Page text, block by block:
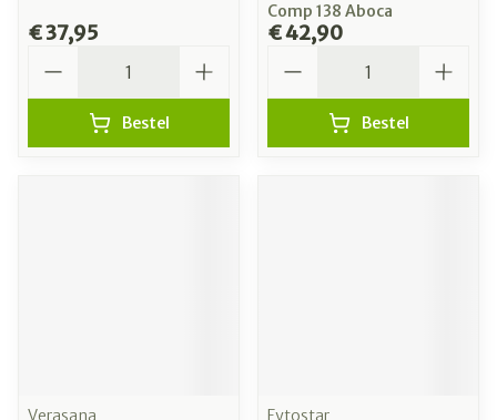
€ 37,95
Bestel
Comp 138 Aboca
€ 42,90
Bestel
Verasana Fytostar